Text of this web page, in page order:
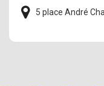
5 place André